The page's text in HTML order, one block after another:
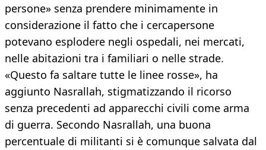
persone» senza prendere minimamente in
considerazione il fatto che i cercapersone
potevano esplodere negli ospedali, nei mercati,
nelle abitazioni tra i familiari o nelle strade.
«Questo fa saltare tutte le linee rosse», ha
aggiunto Nasrallah, stigmatizzando il ricorso
senza precedenti ad apparecchi civili come arma
di guerra. Secondo Nasrallah, una buona
percentuale di militanti si è comunque salvata dal